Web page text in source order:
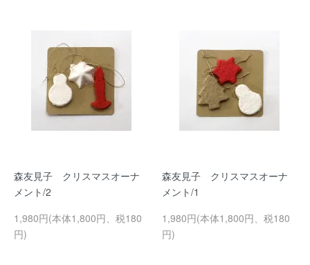
森友見子 クリスマスオーナ
メント/2
1,980円(本体1,800円、税180
円)
森友見子 クリスマスオーナ
メント/1
1,980円(本体1,800円、税180
円)